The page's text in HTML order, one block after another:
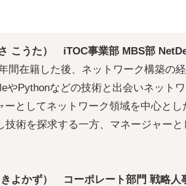
こうた） iTOC事業部 MBS部
間在籍した後、ネットワーク構築の
やPythonなどの技術と出会いネット
ーとしてネットワーク領域を中心と
技術を探求する一方、マネージャー
よかず） コーポレート部門 戦略